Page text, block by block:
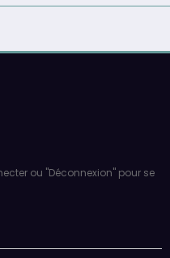
ou "Déconnexion" pour se